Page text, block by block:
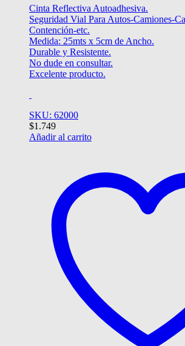
Cinta Reflectiva Autoadhesiva.
Seguridad Vial Para Autos-Camiones-
Contención-etc.
Medida: 25mts x 5cm de Ancho.
Durable y Resistente.
No dude en consultar.
Excelente producto.
SKU: 62000
$1.749
Añadir al carrito